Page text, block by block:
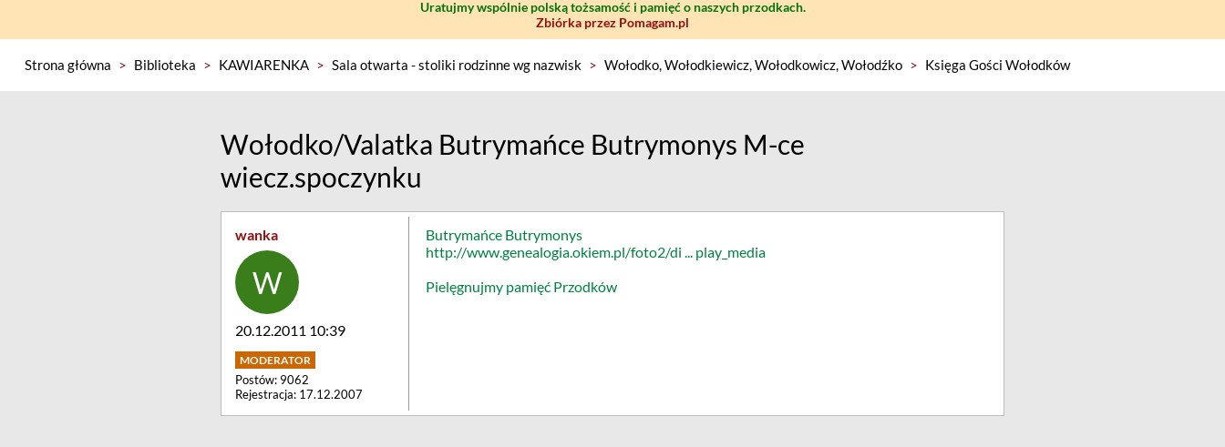
Uratujmy wspólnie polską tożsamość i pamięć o naszych przodkach.
Zbiórka przez Pomagam.pl
Strona główna > Biblioteka > KAWIARENKA > Sala otwarta - stoliki rodzinne wg nazwisk > Wołodko, Wołodkiewicz, Wołodkowicz, Wołodźko > Księga Gości Wołodków
Wołodko/Valatka Butrymańce Butrymonys M-ce
wiecz.spoczynku
wanka
20.12.2011 10:39
Postów: 9062
Rejestracja: 17.12.2007
Butrymańce Butrymonys
http://www.genealogia.okiem.pl/foto2/di ... play_media
Pielęgnujmy pamięć Przodków